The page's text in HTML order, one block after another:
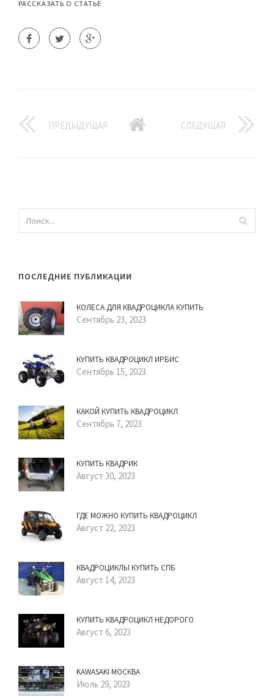
РАССКАЗАТЬ О СТАТЬЕ
ПРЕДЫДУЩАЯ СЛЕДУЩАЯ
ПОСЛЕДНИЕ ПУБЛИКАЦИИ
КОЛЕСА ДЛЯ КВАДРОЦИКЛА КУПИТЬ
Сентябрь 23, 2023
КУПИТЬ КВАДРОЦИКЛ ИРБИС
Сентябрь 15, 2023
КАКОЙ КУПИТЬ КВАДРОЦИКЛ
Сентябрь 7, 2023
КУПИТЬ КВАДРИК
Август 30, 2023
ГДЕ МОЖНО КУПИТЬ КВАДРОЦИКЛ
Август 22, 2023
КВАДРОЦИКЛЫ КУПИТЬ СПБ
Август 14, 2023
КУПИТЬ КВАДРОЦИКЛ НЕДОРОГО
Август 6, 2023
KAWASAKI МОСКВА
Июль 29, 2023